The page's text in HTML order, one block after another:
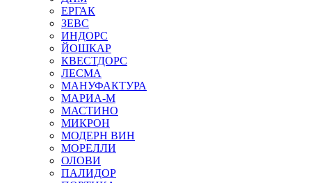
ЕРГАК
ЗЕВС
ИНДОРС
ЙОШКАР
КВЕСТДОРС
ЛЕСМА
МАНУФАКТУРА
МАРИА-М
МАСТИНО
МИКРОН
МОДЕРН ВИН
МОРЕЛЛИ
ОЛОВИ
ПАЛИДОР